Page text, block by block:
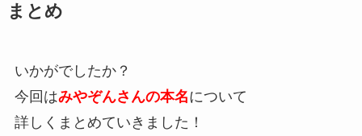
まとめ
いかがでしたか？
今回はみやぞんさんの本名について
詳しくまとめていきました！